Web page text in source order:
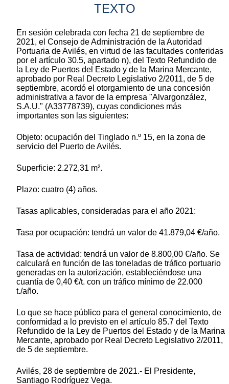
TEXTO
En sesión celebrada con fecha 21 de septiembre de
2021, el Consejo de Administración de la Autoridad
Portuaria de Avilés, en virtud de las facultades conferidas
por el artículo 30.5, apartado n), del Texto Refundido de
la Ley de Puertos del Estado y de la Marina Mercante,
aprobado por Real Decreto Legislativo 2/2011, de 5 de
septiembre, acordó el otorgamiento de una concesión
administrativa a favor de la empresa "Alvargonzález,
S.A.U." (A33778739), cuyas condiciones más
importantes son las siguientes:
Objeto: ocupación del Tinglado n.º 15, en la zona de
servicio del Puerto de Avilés.
Superficie: 2.272,31 m².
Plazo: cuatro (4) años.
Tasas aplicables, consideradas para el año 2021:
Tasa por ocupación: tendrá un valor de 41.879,04 €/año.
Tasa de actividad: tendrá un valor de 8.800,00 €/año. Se
calculará en función de las toneladas de tráfico portuario
generadas en la autorización, estableciéndose una
cuantía de 0,40 €/t. con un tráfico mínimo de 22.000
t./año.
Lo que se hace público para el general conocimiento, de
conformidad a lo previsto en el artículo 85.7 del Texto
Refundido de la Ley de Puertos del Estado y de la Marina
Mercante, aprobado por Real Decreto Legislativo 2/2011,
de 5 de septiembre.
Avilés, 28 de septiembre de 2021.- El Presidente,
Santiago Rodríguez Vega.